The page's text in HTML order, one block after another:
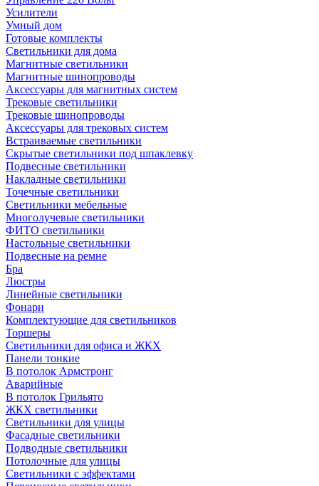
Усилители
Умный дом
Готовые комплекты
Светильники для дома
Магнитные светильники
Магнитные шинопроводы
Аксессуары для магнитных систем
Трековые светильники
Трековые шинопроводы
Аксессуары для трековых систем
Встраиваемые светильники
Скрытые светильники под шпаклевку
Подвесные светильники
Накладные светильники
Точечные светильники
Светильники мебельные
Многолучевые светильники
ФИТО светильники
Настольные светильники
Подвесные на ремне
Бра
Люстры
Линейные светильники
Фонари
Комплектующие для светильников
Торшеры
Светильники для офиса и ЖКХ
Панели тонкие
В потолок Армстронг
Аварийные
В потолок Грильято
ЖКХ светильники
Светильники для улицы
Фасадные светильники
Подводные светильники
Потолочные для улицы
Светильники с эффектами